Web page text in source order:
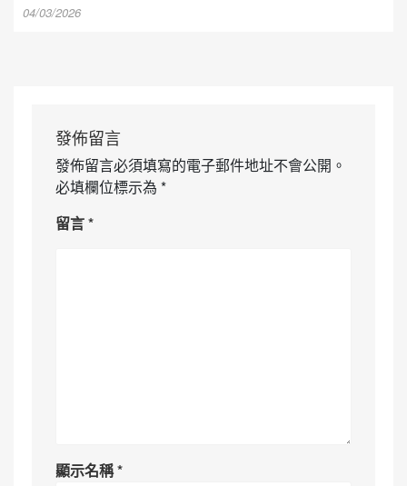
04/03/2026
發佈留言
發佈留言必須填寫的電子郵件地址不會公開。
必填欄位標示為 *
留言*
顯示名稱*